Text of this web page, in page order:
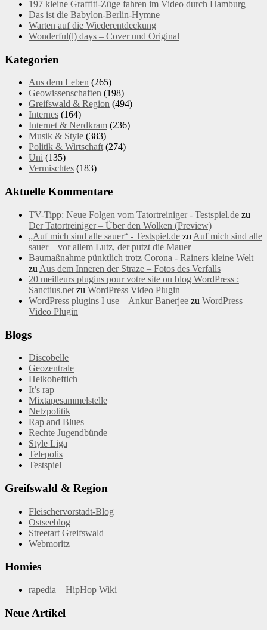
197 kleine Graffiti-Züge fahren im Video durch Hamburg
Das ist die Babylon-Berlin-Hymne
Warten auf die Wiederentdeckung
Wonderful(l) days – Cover und Original
Kategorien
Aus dem Leben (265)
Geowissenschaften (198)
Greifswald & Region (494)
Internes (164)
Internet & Nerdkram (236)
Musik & Style (383)
Politik & Wirtschaft (274)
Uni (135)
Vermischtes (183)
Aktuelle Kommentare
TV-Tipp: Neue Folgen vom Tatortreiniger - Testspiel.de zu
Der Tatortreiniger – Über den Wolken (Preview)
„Auf mich sind alle sauer“ - Testspiel.de zu Auf mich sind alle
sauer – vor allem Lutz, der putzt die Mauer
Baumaßnahme pünktlich trotz Corona - Rainers kleine Welt
zu Aus dem Inneren der Straze – Fotos des Verfalls
20 meilleurs plugins pour votre site ou blog WordPress :
Sanctius.net zu WordPress Video Plugin
WordPress plugins I use – Ankur Banerjee zu WordPress
Video Plugin
Blogs
Discobelle
Geozentrale
Heikoheftich
It’s rap
Mixtapesammelstelle
Netzpolitik
Rap and Blues
Rechte Jugendbünde
Style Liga
Telepolis
Testspiel
Greifswald & Region
Fleischervorstadt-Blog
Ostseeblog
Streetart Greifswald
Webmoritz
Homies
rapedia – HipHop Wiki
Neue Artikel